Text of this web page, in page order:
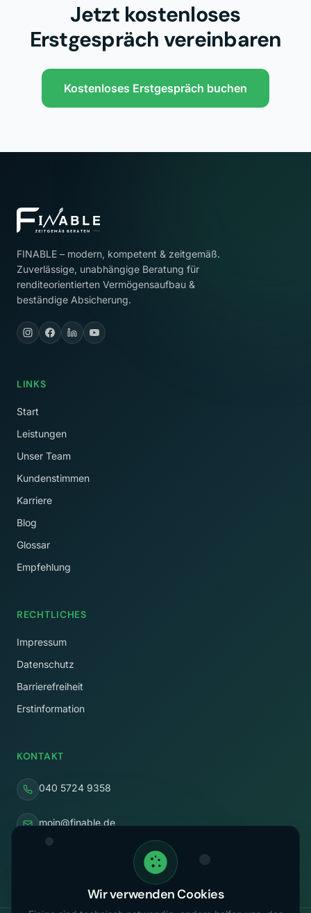
Jetzt kostenloses
Erstgespräch vereinbaren
Kostenloses Erstgespräch buchen
FINABLE – modern, kompetent & zeitgemäß.
Zuverlässige, unabhängige Beratung für
renditeorientierten Vermögensaufbau &
beständige Absicherung.
LINKS
Start
Leistungen
Unser Team
Kundenstimmen
Karriere
Blog
Glossar
Empfehlung
RECHTLICHES
Impressum
Datenschutz
Barrierefreiheit
Erstinformation
KONTAKT
040 5724 9358
moin@finable.de
Rothenbaumchaussee 58
Wir verwenden Cookies